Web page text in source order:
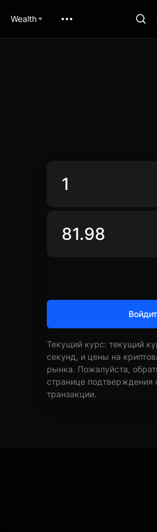
Wealth
Текущий курс: текущий
секунд, и цены на
рынка. Пожалуйста,
странице подтверждения
транзакции.